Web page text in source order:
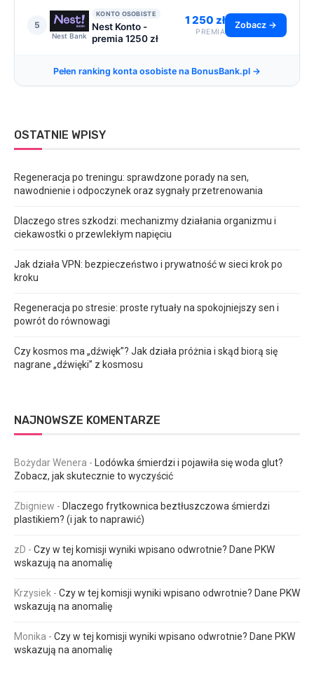
5
Nest Bank
KONTO OSOBISTE
Nest Konto -
premia 1250 zł
1 250 zł
PREMIA
Zobacz →
Pełen ranking konta osobiste na BonusBank.pl →
OSTATNIE WPISY
Regeneracja po treningu: sprawdzone porady na sen,
nawodnienie i odpoczynek oraz sygnały przetrenowania
Dlaczego stres szkodzi: mechanizmy działania organizmu i
ciekawostki o przewlekłym napięciu
Jak działa VPN: bezpieczeństwo i prywatność w sieci krok po
kroku
Regeneracja po stresie: proste rytuały na spokojniejszy sen i
powrót do równowagi
Czy kosmos ma „dźwięk”? Jak działa próżnia i skąd biorą się
nagrane „dźwięki” z kosmosu
NAJNOWSZE KOMENTARZE
Bożydar Wenera -
Lodówka śmierdzi i pojawiła się woda glut?
Zobacz, jak skutecznie to wyczyścić
Zbigniew - Dlaczego frytkownica beztłuszczowa śmierdzi
plastikiem? (i jak to naprawić)
zD - Czy w tej komisji wyniki wpisano odwrotnie? Dane PKW
wskazują na anomalię
Krzysiek - Czy w tej komisji wyniki wpisano odwrotnie? Dane PKW
wskazują na anomalię
Monika - Czy w tej komisji wyniki wpisano odwrotnie? Dane PKW
wskazują na anomalię